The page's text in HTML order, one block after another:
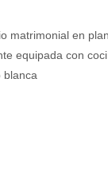
matrimonial en
equipada con
blanca